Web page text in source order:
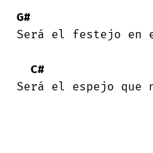
G#
Será el festejo en
C#
Será el espejo que